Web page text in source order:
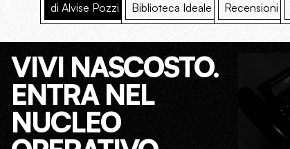
di Alvise Pozzi Biblioteca Ideale Recensioni
VIVI NASCOSTO.
ENTRA NEL
NUCLEO